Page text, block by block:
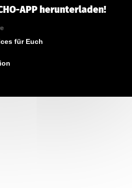
APP herunterladen!
für Euch